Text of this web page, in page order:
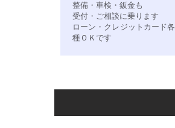
整備・車検・鈑金も
受付・ご相談に乗ります
ローン・クレジットカード各
種ＯＫです